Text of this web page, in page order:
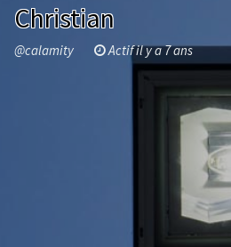
Christian
@calamity Actif il y a 7 ans